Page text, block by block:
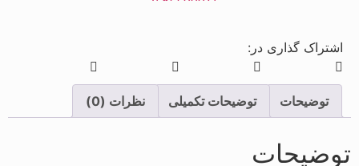
اشتراک گذاری در:
توضیحات توضیحات تکمیلی نظرات (0)
توضیحات